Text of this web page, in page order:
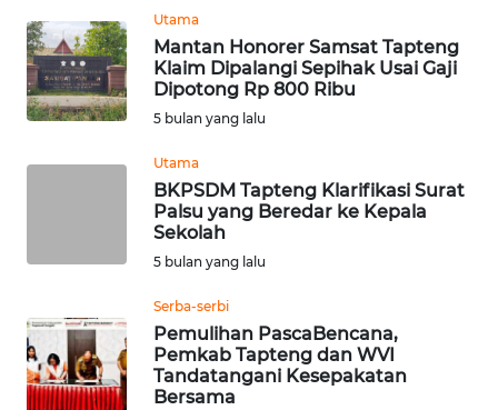
Utama
Mantan Honorer Samsat Tapteng
Klaim Dipalangi Sepihak Usai Gaji
Dipotong Rp 800 Ribu
5 bulan yang lalu
Utama
BKPSDM Tapteng Klarifikasi Surat
Palsu yang Beredar ke Kepala
Sekolah
5 bulan yang lalu
Serba-serbi
Pemulihan PascaBencana,
Pemkab Tapteng dan WVI
Tandatangani Kesepakatan
Bersama
MALUKU
WN
MALUT
WN
WN
NIAS